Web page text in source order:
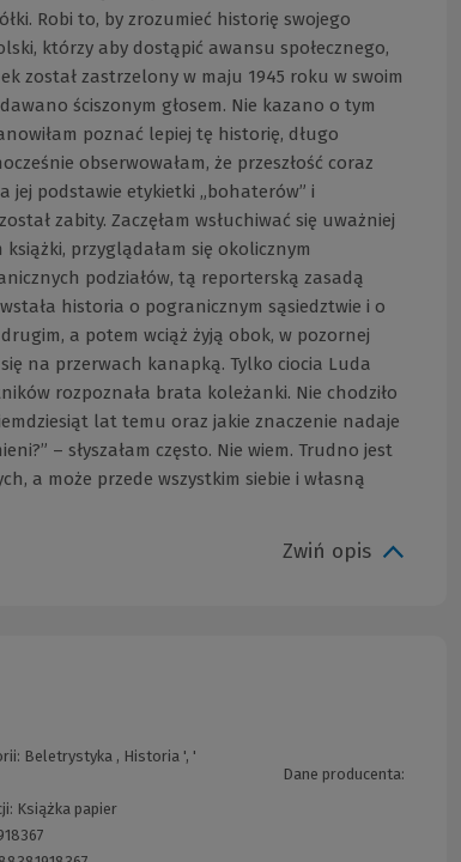
Robi to, by zrozumieć historię swojego
którzy aby dostąpić awansu społecznego,
został zastrzelony w maju 1945 roku w swoim
ściszonym głosem. Nie kazano o tym
poznać lepiej tę historię, długo
obserwowałam, że przeszłość coraz
jej podstawie etykietki „bohaterów” i
zabity. Zaczęłam wsłuchiwać się uważniej
przyglądałam się okolicznym
podziałów, tą reporterską zasadą
historia o pogranicznym sąsiedztwie i o
a potem wciąż żyją obok, w pozornej
na przerwach kanapką. Tylko ciocia Luda
rozpoznała brata koleżanki. Nie chodziło
lat temu oraz jakie znaczenie nadaje
– słyszałam często. Nie wiem. Trudno jest
a może przede wszystkim siebie i własną
Zwiń opis
Beletrystyka , Historia ', '
Książka papier
Dane producenta: